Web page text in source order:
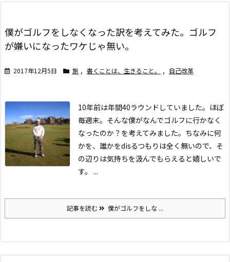
僕がゴルフをしなくなった訳を考えてみた。ゴルフ
が嫌いになったワケじゃ無い。
2017年12月5日 旅 , 書くことは、生きること。 , 自己改革
10年前は年間40ラウンドしていました。ほぼ
毎週末。そんな僕がなんでゴルフに行かなく
なったのか？を考えてみました。 ちなみに何
かを、誰かをdisるつもりは全く無いので、そ
の辺りは気持ちを汲んでもらえると嬉しいで
す。 ...
記事を読む 僕がゴルフをしな ...